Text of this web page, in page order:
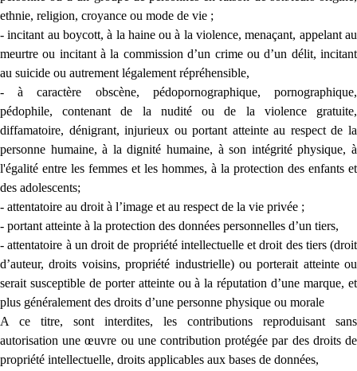
ethnie, religion, croyance ou mode de vie ;
- incitant au boycott, à la haine ou à la violence, menaçant, appelant au
meurtre ou incitant à la commission d’un crime ou d’un délit, incitant
au suicide ou autrement légalement répréhensible,
- à caractère obscène, pédopornographique, pornographique,
pédophile, contenant de la nudité ou de la violence gratuite,
diffamatoire, dénigrant, injurieux ou portant atteinte au respect de la
personne humaine, à la dignité humaine, à son intégrité physique, à
l'égalité entre les femmes et les hommes, à la protection des enfants et
des adolescents;
- attentatoire au droit à l’image et au respect de la vie privée ;
- portant atteinte à la protection des données personnelles d’un tiers,
- attentatoire à un droit de propriété intellectuelle et droit des tiers (droit
d’auteur, droits voisins, propriété industrielle) ou porterait atteinte ou
serait susceptible de porter atteinte ou à la réputation d’une marque, et
plus généralement des droits d’une personne physique ou morale
A ce titre, sont interdites, les contributions reproduisant sans
autorisation une œuvre ou une contribution protégée par des droits de
propriété intellectuelle, droits applicables aux bases de données,